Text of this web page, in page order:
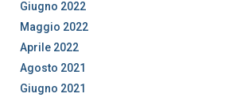
Giugno 2022
Maggio 2022
Aprile 2022
Agosto 2021
Giugno 2021